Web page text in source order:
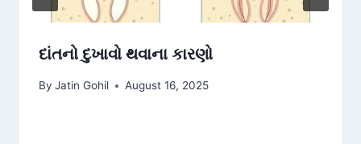
દાંતનો દુખાવો થવાના કારણો
By Jatin Gohil August 16, 2025